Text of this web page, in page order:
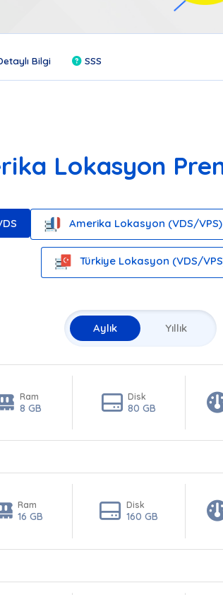
Bilgi SSS
Lokasyon
Amerika Lokasyon (VDS/VPS)
Türkiye Lokasyon (VDS/
Aylık Yıllık
Ram
8 GB
Disk
80 GB
Ram
16 GB
Disk
160 GB